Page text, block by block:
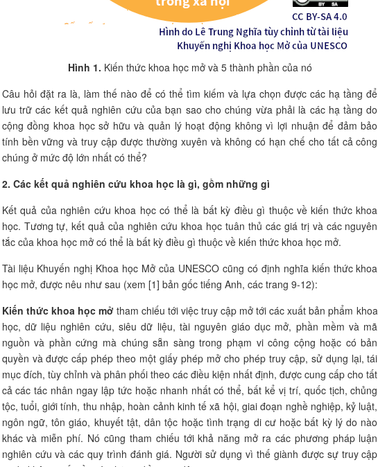
Hình 1. Kiến thức khoa học mở và 5 thành phần của nó
Câu hỏi đặt ra là, làm thế nào để có thể tìm kiếm và lựa chọn được các hạ tầng để
lưu trữ các kết quả nghiên cứu của bạn sao cho chúng vừa phải là các hạ tầng do
cộng đồng khoa học sở hữu và quản lý hoạt động không vì lợi nhuận để đảm bảo
tính bền vững và truy cập được thường xuyên và không có hạn chế cho tất cả công
chúng ở mức độ lớn nhất có thể?
2. Các kết quả nghiên cứu khoa học là gì, gồm những gì
Kết quả của nghiên cứu khoa học có thể là bất kỳ điều gì thuộc về kiến thức khoa
học. Tương tự, kết quả của nghiên cứu khoa học tuân thủ các giá trị và các nguyên
tắc của khoa học mở có thể là bất kỳ điều gì thuộc về kiến thức khoa học mở.
Tài liệu Khuyến nghị Khoa học Mở của UNESCO cũng có định nghĩa kiến thức khoa
học mở, được nêu như sau (xem [1] bản gốc tiếng Anh, các trang 9-12):
Kiến thức khoa học mở tham chiếu tới việc truy cập mở tới các xuất bản phẩm khoa
học, dữ liệu nghiên cứu, siêu dữ liệu, tài nguyên giáo dục mở, phần mềm và mã
nguồn và phần cứng mà chúng sẵn sàng trong phạm vi công cộng hoặc có bản
quyền và được cấp phép theo một giấy phép mở cho phép truy cập, sử dụng lại, tái
mục đích, tùy chỉnh và phân phối theo các điều kiện nhất định, được cung cấp cho tất
cả các tác nhân ngay lập tức hoặc nhanh nhất có thể, bất kể vị trí, quốc tịch, chủng
tộc, tuổi, giới tính, thu nhập, hoàn cảnh kinh tế xã hội, giai đoạn nghề nghiệp, kỷ luật,
ngôn ngữ, tôn giáo, khuyết tật, dân tộc hoặc tình trạng di cư hoặc bất kỳ lý do nào
khác và miễn phí. Nó cũng tham chiếu tới khả năng mở ra các phương pháp luận
nghiên cứu và các quy trình đánh giá. Người sử dụng vì thế giành được sự truy cập